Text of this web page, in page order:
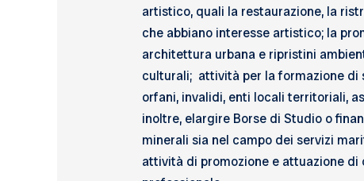
artistico, quali la restaurazione, la
che abbiano interesse artistico; la
architettura urbana e ripristini
culturali; attività per la formazione di
orfani, invalidi, enti locali territoriali,
inoltre, elargire Borse di Studio o
minerali sia nel campo dei servizi
attività di promozione e attuazione